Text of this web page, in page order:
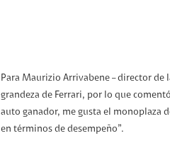
Para Maurizio Arrivabene – director de
grandeza de Ferrari, por lo que
auto ganador, me gusta el monoplaza
en términos de desempeño”.